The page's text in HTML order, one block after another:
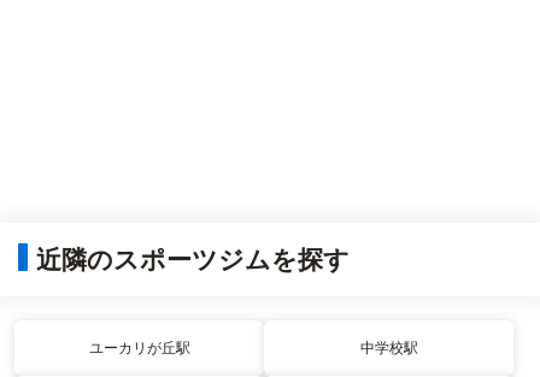
近隣のスポーツジムを探す
ユーカリが丘駅 中学校駅